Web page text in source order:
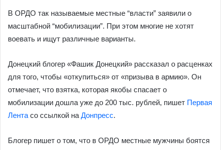
В ОРДО так называемые местные “власти” заявили о
масштабной “мобилизации”. При этом многие не хотят
воевать и ищут различные варианты.
Донецкий блогер «Фашик Донецкий» рассказал о расценках
для того, чтобы «откупиться» от «призыва в армию». Он
отмечает, что взятка, которая якобы спасает о
мобилизации дошла уже до 200 тыс. рублей, пишет Первая
Лента со ссылкой на Донпресс.
Блогер пишет о том, что в ОРДО местные мужчины боятся